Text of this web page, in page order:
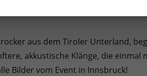
aus dem Tiroler Unterland,
akkustische Klänge, die
Bilder vom Event in Innsbruck!